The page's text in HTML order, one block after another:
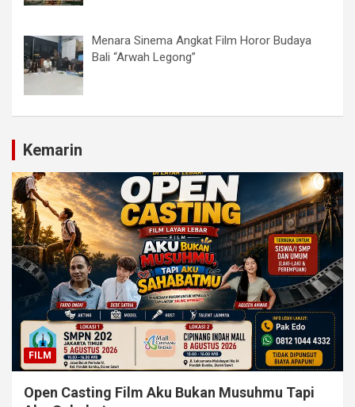
Menara Sinema Angkat Film Horor Budaya
Bali “Arwah Legong”
Kemarin
FILM
Open Casting Film Aku Bukan Musuhmu Tapi